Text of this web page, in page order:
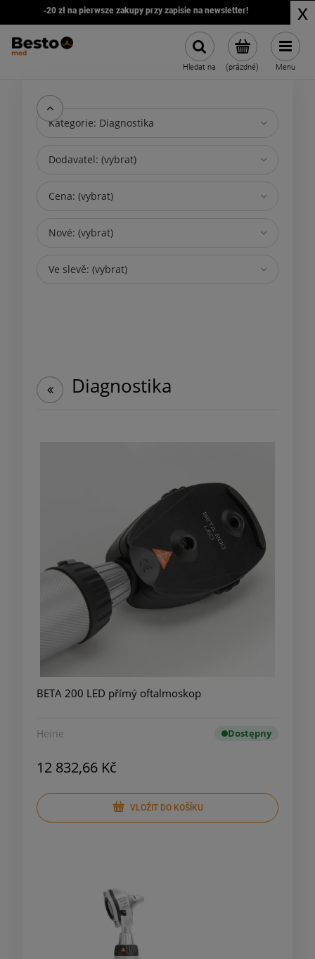
-20 zł na pierwsze zakupy przy zapisie na newsletter! x
(prázdné)
Hledat na Menu
Kategorie: Diagnostika
Dodavatel: (vybrat)
Cena: (vybrat)
Nové: (vybrat)
Ve slevě: (vybrat)
Diagnostika
BETA 200 LED přímý oftalmoskop
Heine Dostępny
12 832,66 Kč
VLOŽIT DO KOŠÍKU